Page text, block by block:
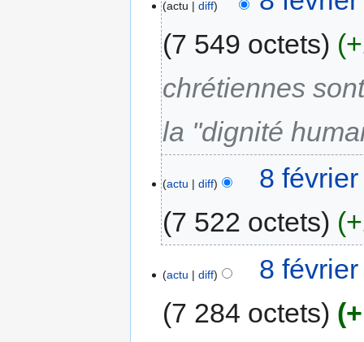
actu diff
7 549 octets
chrétiennes
la ''dignité
actu diff
8
7 522 octets
actu diff
8
7 284 octets